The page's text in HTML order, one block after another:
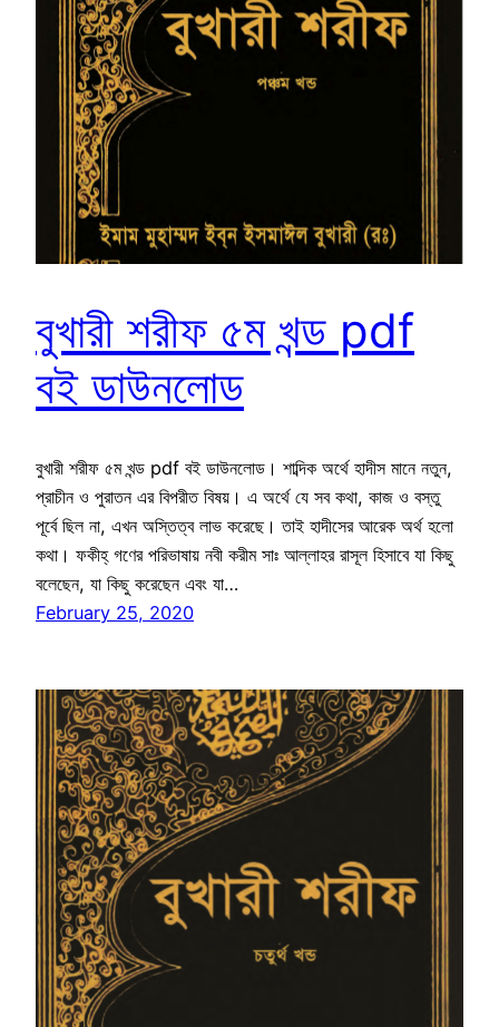
বুখারী শরীফ ৫ম খন্ড pdf
বই ডাউনলোড
বুখারী শরীফ ৫ম খন্ড pdf বই ডাউনলোড। শাব্দিক অর্থে হাদীস মানে নতুন,
প্রাচীন ও পুরাতন এর বিপরীত বিষয়। এ অর্থে যে সব কথা, কাজ ও বস্তু
পূর্বে ছিল না, এখন অস্তিত্ব লাভ করেছে। তাই হাদীসের আরেক অর্থ হলো
কথা। ফকীহ্ গণের পরিভাষায় নবী করীম সাঃ আল্লাহর রাসূল হিসাবে যা কিছু
বলেছেন, যা কিছু করেছেন এবং যা…
February 25, 2020